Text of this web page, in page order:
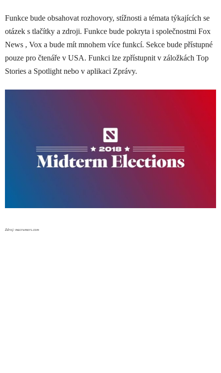
Funkce bude obsahovat rozhovory, stížnosti a témata týkajících se
otázek s tlačítky a zdroji. Funkce bude pokryta i společnostmi Fox
News , Vox a bude mít mnohem více funkcí. Sekce bude přístupné
pouze pro čtenáře v USA. Funkci lze zpřístupnit v záložkách Top
Stories a Spotlight nebo v aplikaci Zprávy.
Zdroj: macrumors.com